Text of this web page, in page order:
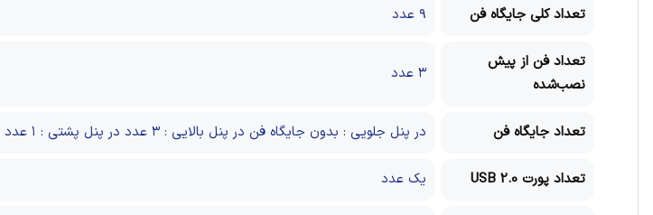
تعداد کلی جایگاه فن ۹ عدد
تعداد فن از پیش
نصب‌شده
۳ عدد
تعداد جایگاه فن در پنل جلویی : بدون جایگاه فن در پنل بالایی : ۳ عدد در پنل پشتی : ۱ عدد
تعداد پورت USB 2.0 یک عدد